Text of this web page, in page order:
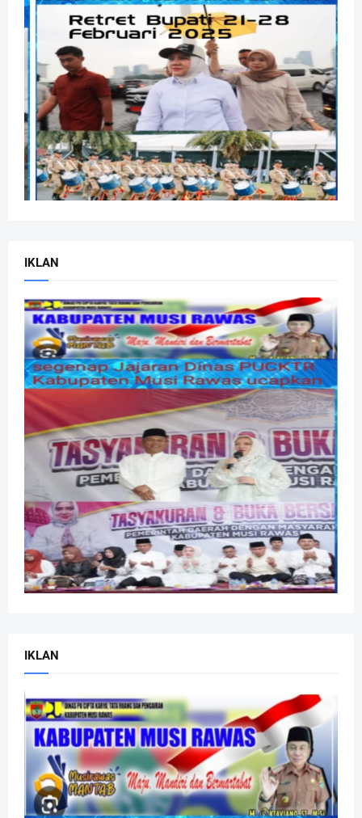
IKLAN
IKLAN